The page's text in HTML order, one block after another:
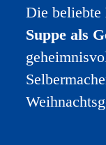
Die beliebte
Suppe als